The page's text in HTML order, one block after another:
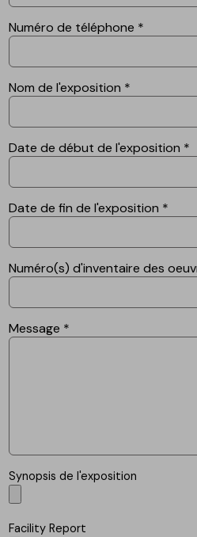
Numéro de téléphone *
Nom de l'exposition *
Date de début de l'exposition *
Date de fin de l'exposition *
Numéro(s) d'inventaire des
Message *
Synopsis de l'exposition
Facility Report